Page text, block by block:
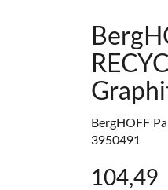
BergHOFF
3950491
104,49